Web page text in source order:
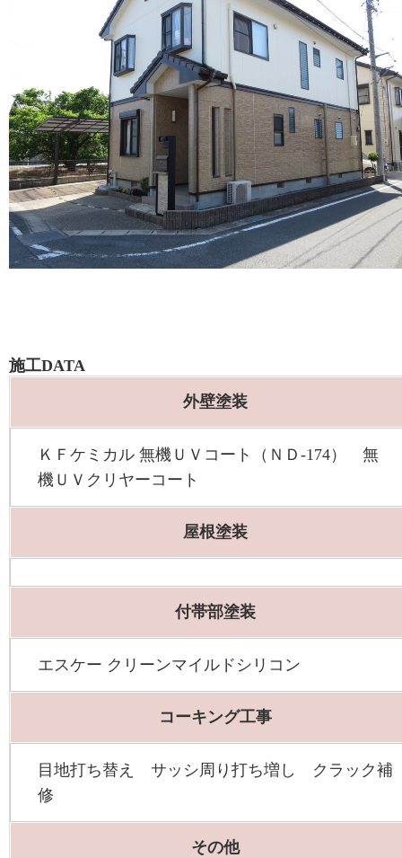
施工DATA
外壁塗装
ＫＦケミカル 無機ＵＶコート（ＮＤ-174） 無
機ＵＶクリヤーコート
屋根塗装
付帯部塗装
エスケー クリーンマイルドシリコン
コーキング工事
目地打ち替え サッシ周り打ち増し クラック補
修
その他